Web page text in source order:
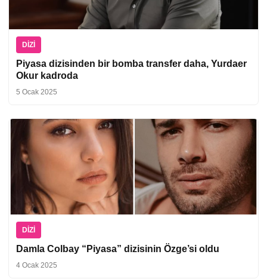
DIZI
Piyasa dizisinden bir bomba transfer daha, Yurdaer
Okur kadroda
5 Ocak 2025
DIZI
Damla Colbay “Piyasa” dizisinin Özge’si oldu
4 Ocak 2025